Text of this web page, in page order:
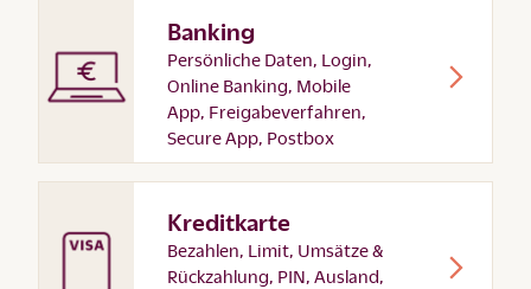
Banking
Persönliche Daten, Login,
Online Banking, Mobile
App, Freigabeverfahren,
Secure App, Postbox
Kreditkarte
Bezahlen, Limit, Umsätze &
Rückzahlung, PIN, Ausland,